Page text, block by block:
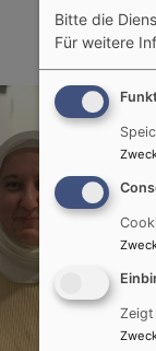
Bitte die
Für weitere
Zeigt